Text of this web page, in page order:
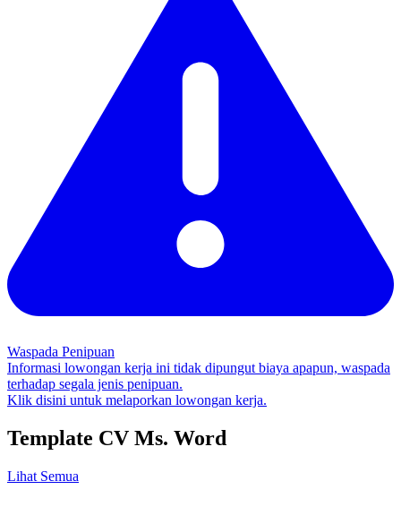
Waspada Penipuan
Informasi lowongan kerja ini tidak dipungut biaya apapun, waspada
terhadap segala jenis penipuan.
Klik disini untuk melaporkan lowongan kerja.
Template CV Ms. Word
Lihat Semua